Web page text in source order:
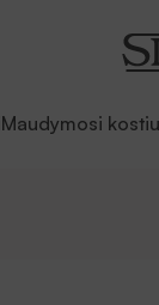
Maudymosi